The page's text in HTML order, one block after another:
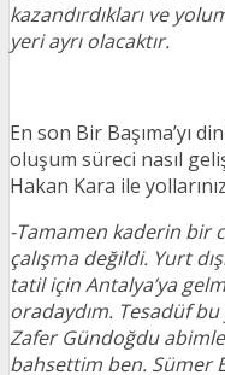
kazandırdıkları ve
yeri ayrı olacaktır.
En son Bir Başıma’yı
oluşum süreci nasıl
Hakan Kara ile
-Tamamen kaderin bir
çalışma değildi. Yurt
tatil için Antalya’ya
oradaydım. Tesadüf
Zafer Gündoğdu
bahsettim ben. Sümer